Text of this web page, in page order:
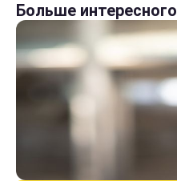
Больше интересного